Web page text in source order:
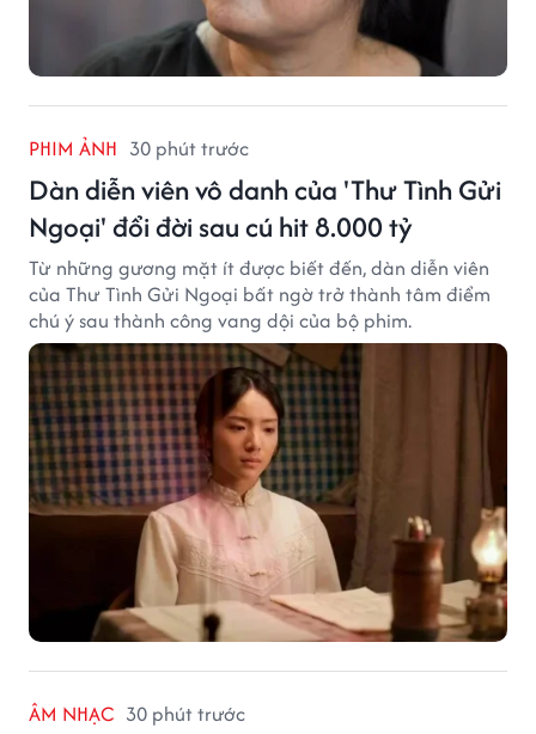
PHIM ẢNH 30 phút trước
Dàn diễn viên vô danh của 'Thư Tình Gửi
Ngoại' đổi đời sau cú hit 8.000 tỷ
Từ những gương mặt ít được biết đến, dàn diễn viên
của Thư Tình Gửi Ngoại bất ngờ trở thành tâm điểm
chú ý sau thành công vang dội của bộ phim.
ÂM NHẠC 30 phút trước